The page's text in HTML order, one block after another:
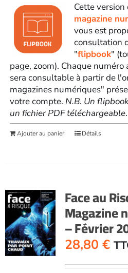
Cette version
magazine
vous est
consultation
"flipbook"
page, zoom). Chaque numéro
sera consultable à partir de
magazines numériques"
votre compte. N.B. Un
un fichier PDF téléchargeable.
Ajouter au panier Détails
Face au
Magazine
– Février
28,80 €